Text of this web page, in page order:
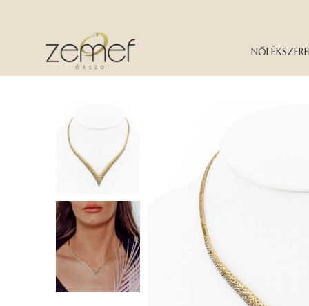
NŐI ÉKSZER